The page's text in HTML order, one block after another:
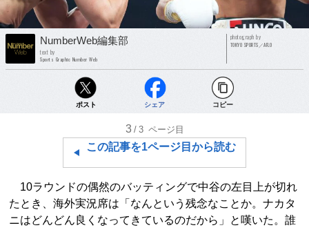
NumberWeb編集部
text by
Sports Graphic Number Web
photograph by
TOKYO SPORTS／AFLO
ポスト シェア コピー
3 /3 ページ目
この記事を1ページ目から読む
10ラウンドの偶然のバッティングで中谷の左目上が切れ
たとき、海外実況席は「なんという残念なことか。ナカタ
ニはどんどん良くなってきているのだから」と嘆いた。誰